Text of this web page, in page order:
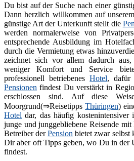
Du bist auf der Suche nach einer
Dann herzlich willkommen auf
günstige Art der Unterkunft stellt die
werden normalerweise von
entsprechende Ausbildung im
durch die Vermietung etwas
zeichnet sich vor allem dadurch
weniger Komfort und Service
professionell betriebenesHotel, dafür
Pensionen findest Du verstärkt in
erschlossen sind. Auf diese
Moorgrund(⇒ReisetippsThüringen)
Hotel dar, das häufig
junge und junggebliebene Reisende
Betreiber derPension bietet zwar selbst
Dir aber oft Tipps geben, wo Du in der
findest.